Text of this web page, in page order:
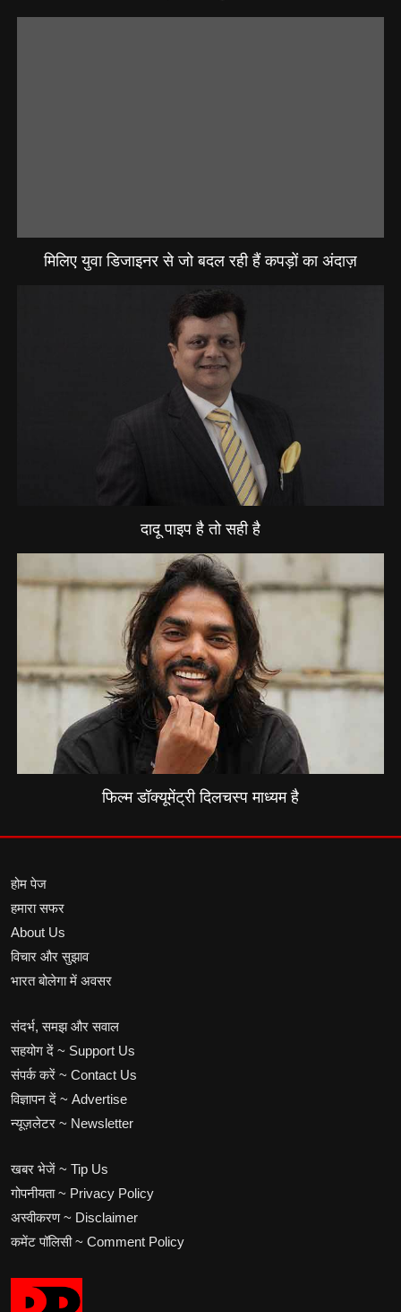
मिलिए युवा डिजाइनर से जो बदल रही हैं कपड़ों का अंदाज़
दादू पाइप है तो सही है
फिल्म डॉक्यूमेंट्री दिलचस्प माध्यम है
होम पेज
हमारा सफर
About Us
विचार और सुझाव
भारत बोलेगा में अवसर
संदर्भ, समझ और सवाल
सहयोग दें ~ Support Us
संपर्क करें ~ Contact Us
विज्ञापन दें ~ Advertise
न्यूज़लेटर ~ Newsletter
खबर भेजें ~ Tip Us
गोपनीयता ~ Privacy Policy
अस्वीकरण ~ Disclaimer
कमेंट पॉलिसी ~ Comment Policy